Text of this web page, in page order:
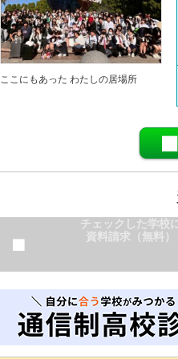
ここにもあった わたしの居場所
チェックした学校
資料請求（無料）